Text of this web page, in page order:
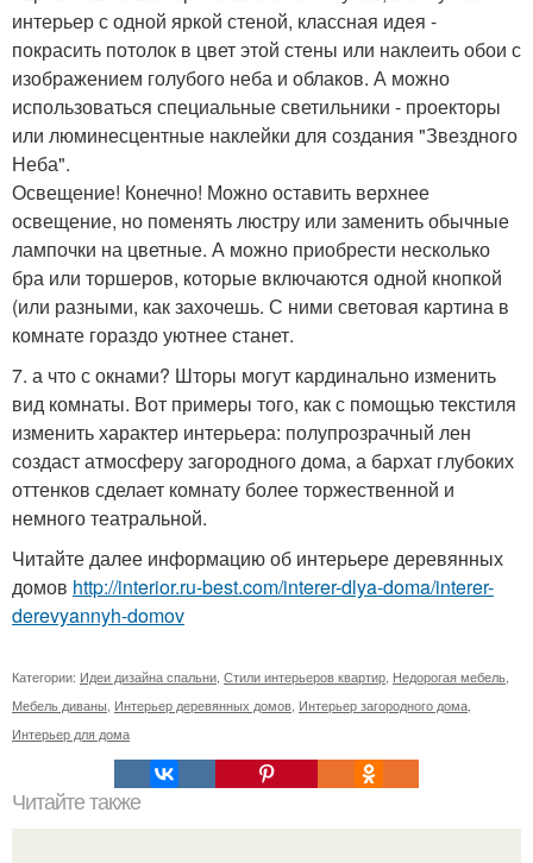
интерьер с одной яркой стеной, классная идея -
покрасить потолок в цвет этой стены или наклеить обои с
изображением голубого неба и облаков. А можно
использоваться специальные светильники - проекторы
или люминесцентные наклейки для создания "Звездного
Неба".
Освещение! Конечно! Можно оставить верхнее
освещение, но поменять люстру или заменить обычные
лампочки на цветные. А можно приобрести несколько
бра или торшеров, которые включаются одной кнопкой
(или разными, как захочешь. С ними световая картина в
комнате гораздо уютнее станет.
7. а что с окнами? Шторы могут кардинально изменить
вид комнаты. Вот примеры того, как с помощью текстиля
изменить характер интерьера: полупрозрачный лен
создаст атмосферу загородного дома, а бархат глубоких
оттенков сделает комнату более торжественной и
немного театральной.
Читайте далее информацию об интерьере деревянных
домов http://interior.ru-best.com/interer-dlya-doma/interer-
derevyannyh-domov
Категории: Идеи дизайна спальни Стили интерьеров квартир Недорогая мебель
Мебель диваны Интерьер деревянных домов Интерьер загородного дома
Интерьер для дома
Читайте также